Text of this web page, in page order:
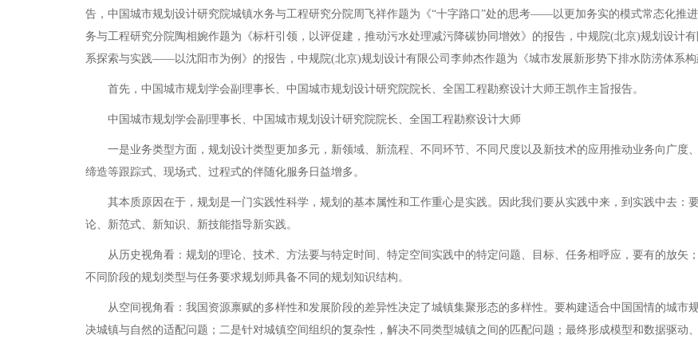
告，中国城市规划设计研究院城镇水务与工程研究分院周飞祥作题为《“十字路口”处的思考——以更加务实的模式常态化推
务与工程研究分院陶相婉作题为《标杆引领，以评促建，推动污水处理减污降碳协同增效》的报告，中规院(北京)规划设计
系探索与实践——以沈阳市为例》的报告，中规院(北京)规划设计有限公司李帅杰作题为《城市发展新形势下排水防涝体系
首先，中国城市规划学会副理事长、中国城市规划设计研究院院长、全国工程勘察设计大师王凯作主旨报告。
中国城市规划学会副理事长、中国城市规划设计研究院院长、全国工程勘察设计大师
一是业务类型方面，规划设计类型更加多元，新领域、新流程、不同环节、不同尺度以及新技术的应用推动业务向广度
缔造等跟踪式、现场式、过程式的伴随化服务日益增多。
其本质原因在于，规划是一门实践性科学，规划的基本属性和工作重心是实践。因此我们要从实践中来，到实践中去：
论、新范式、新知识、新技能指导新实践。
从历史视角看：规划的理论、技术、方法要与特定时间、特定空间实践中的特定问题、目标、任务相呼应，要有的放矢
不同阶段的规划类型与任务要求规划师具备不同的规划知识结构。
从空间视角看：我国资源禀赋的多样性和发展阶段的差异性决定了城镇集聚形态的多样性。要构建适合中国国情的城市
决城镇与自然的适配问题；二是针对城镇空间组织的复杂性，解决不同类型城镇之间的匹配问题；最终形成模型和数据驱动